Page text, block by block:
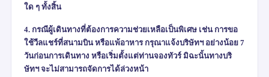
ใด ๆ ทั้งสิ้น
4. กรณีผู้เดินทางที่ต้องการความช่วยเหลือเป็นพิเศษ เช่น การขอ
ใช้วีลแชร์ที่สนามบิน หรือแพ้อาหาร กรุณาแจ้งบริษัทฯ อย่างน้อย 7
วันก่อนการเดินทาง หรือเริ่มตั้งแต่ท่านจองทัวร์ มิฉะนั้นทางบริ
ษัทฯ จะไม่สามารถจัดการได้ล่วงหน้า